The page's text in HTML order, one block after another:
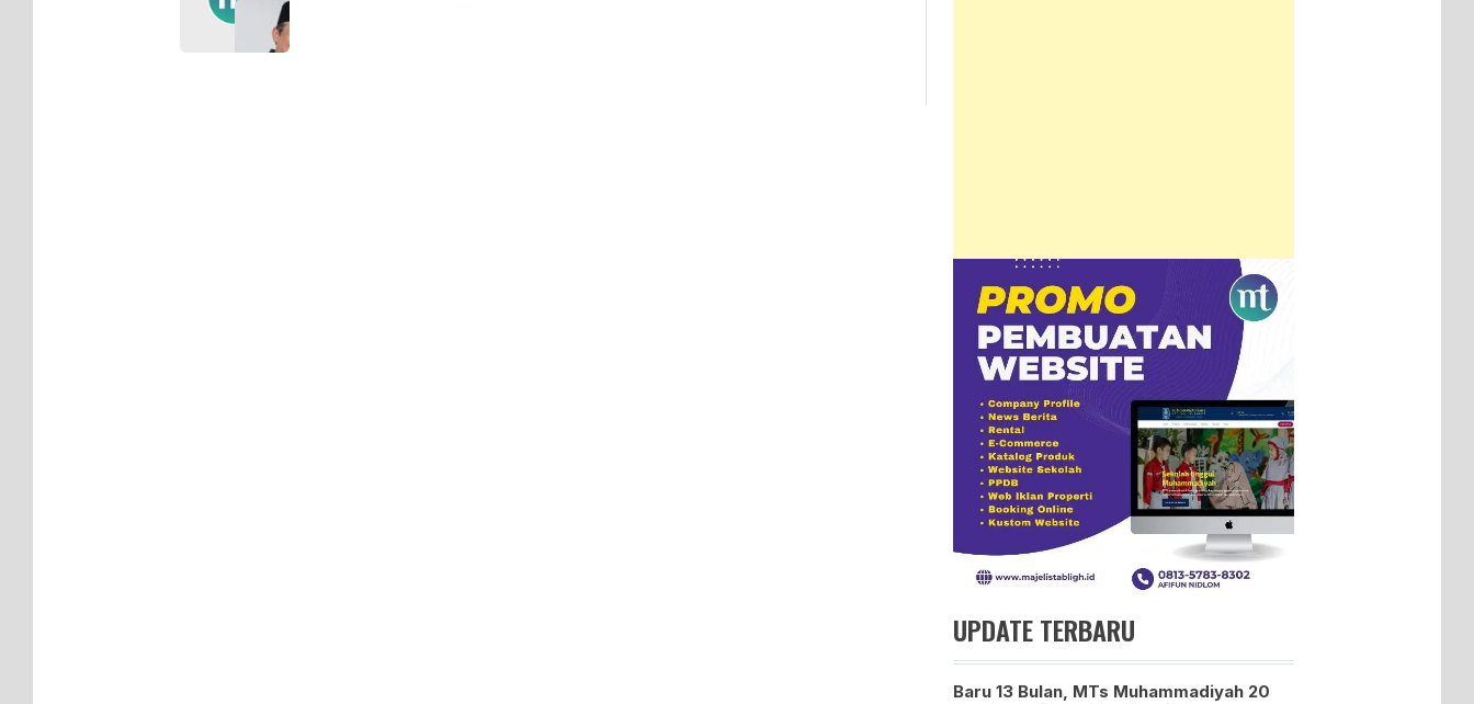
UPDATE TERBARU
Baru 13 Bulan, MTs Muhammadiyah 20